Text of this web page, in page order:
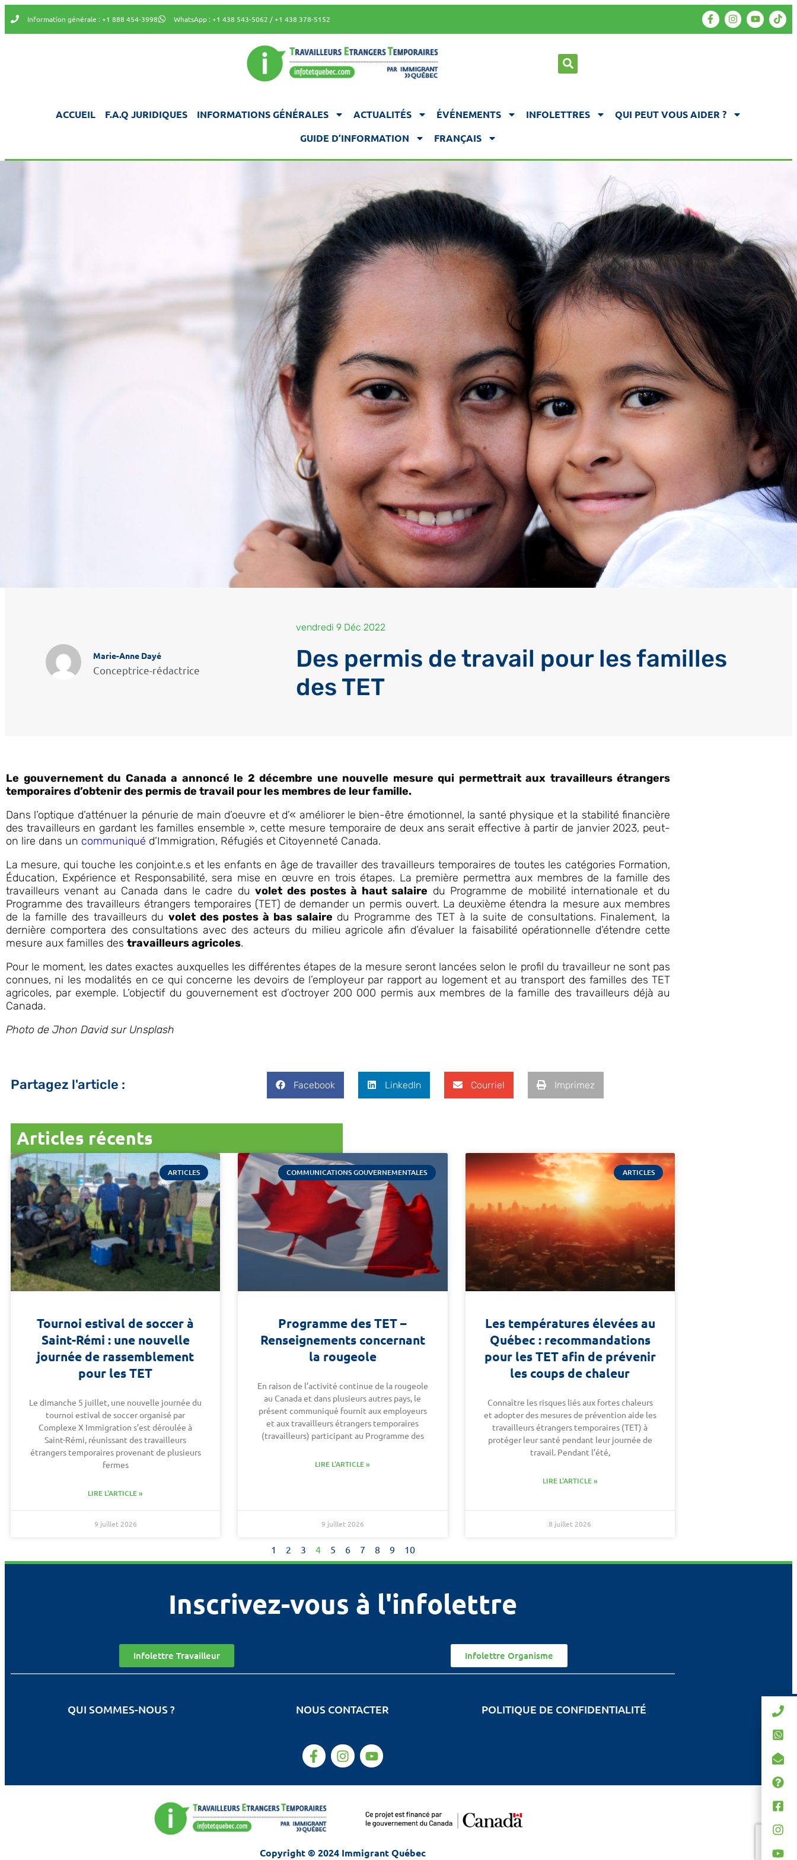
Information générale : +1 888 454-3998 WhatsApp : +1 438 543-5062 / +1 438 378-5152
ACCUEIL F.A.Q JURIDIQUES INFORMATIONS GÉNÉRALES ACTUALITÉS ÉVÉNEMENTS INFOLETTRES
QUI PEUT VOUS AIDER ?
GUIDE D’INFORMATION
FRANÇAIS
Marie-Anne Dayé
Conceptrice-rédactrice
vendredi 9 Déc 2022
Des permis de travail pour les familles
des TET
Le gouvernement du Canada a annoncé le 2 décembre une nouvelle mesure qui permettrait aux travailleurs étrangers
temporaires d’obtenir des permis de travail pour les membres de leur famille.
Dans l’optique d’atténuer la pénurie de main d’oeuvre et d’« améliorer le bien-être émotionnel, la santé physique et la stabilité financière
des travailleurs en gardant les familles ensemble », cette mesure temporaire de deux ans serait effective à partir de janvier 2023, peut-
on lire dans un communiqué d’Immigration, Réfugiés et Citoyenneté Canada.
La mesure, qui touche les conjoint.e.s et les enfants en âge de travailler des travailleurs temporaires de toutes les catégories Formation,
Éducation, Expérience et Responsabilité, sera mise en œuvre en trois étapes. La première permettra aux membres de la famille des
travailleurs venant au Canada dans le cadre duvolet des postes à haut salaire du Programme de mobilité internationale et du
Programme des travailleurs étrangers temporaires (TET) de demander un permis ouvert. La deuxième étendra la mesure aux membres
de la famille des travailleurs duvolet des postes à bas salaire du Programme des TET à la suite de consultations. Finalement, la
dernière comportera des consultations avec des acteurs du milieu agricole afin d’évaluer la faisabilité opérationnelle d’étendre cette
mesure aux familles des travailleurs agricoles.
Pour le moment, les dates exactes auxquelles les différentes étapes de la mesure seront lancées selon le profil du travailleur ne sont pas
connues, ni les modalités en ce qui concerne les devoirs de l’employeur par rapport au logement et au transport des familles des TET
agricoles, par exemple. L’objectif du gouvernement est d’octroyer 200 000 permis aux membres de la famille des travailleurs déjà au
Canada.
Photo de Jhon David sur Unsplash
Partagez l'article : Facebook LinkedIn Courriel Imprimez
Articles récents
ARTICLES
Tournoi estival de soccer à
Saint-Rémi : une nouvelle
journée de rassemblement
pour les TET
Le dimanche 5 juillet, une nouvelle journée du
tournoi estival de soccer organisé par
Complexe X Immigration s’est déroulée à
Saint-Rémi, réunissant des travailleurs
étrangers temporaires provenant de plusieurs
fermes
LIRE L'ARTICLE »
9 juillet 2026
COMMUNICATIONS GOUVERNEMENTALES
Programme des TET –
Renseignements concernant
la rougeole
En raison de l’activité continue de la rougeole
au Canada et dans plusieurs autres pays, le
présent communiqué fournit aux employeurs
et aux travailleurs étrangers temporaires
(travailleurs) participant au Programme des
LIRE L'ARTICLE »
9 juillet 2026
ARTICLES
Les températures élevées au
Québec : recommandations
pour les TET afin de prévenir
les coups de chaleur
Connaître les risques liés aux fortes chaleurs
et adopter des mesures de prévention aide les
travailleurs étrangers temporaires (TET) à
protéger leur santé pendant leur journée de
travail. Pendant l’été,
LIRE L'ARTICLE »
8 juillet 2026
1 2 3 4 5 6 7 8 9 10
Inscrivez-vous à l'infolettre
Infolettre Travailleur Infolettre Organisme
QUI SOMMES-NOUS ? NOUS CONTACTER POLITIQUE DE CONFIDENTIALITÉ
Copyright © 2024 Immigrant Québec